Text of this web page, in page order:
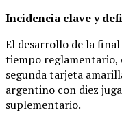
Incidencia clave y
El desarrollo de la
tiempo reglamentario,
segunda tarjeta
argentino con diez
suplementario.